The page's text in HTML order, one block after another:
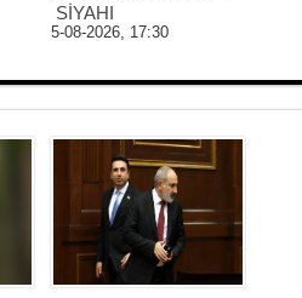
SİYAHI
5-08-2026, 17:30